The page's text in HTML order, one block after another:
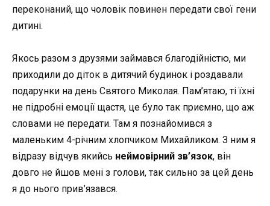
переконаний, що чоловік повинен передати свої гени
дитині.
Якось разом з друзями займався благодійністю, ми
приходили до діток в дитячий будинок і роздавали
подарунки на день Святого Миколая. Пам’ятаю, ті їхні
не підробні емоції щастя, це було так приємно, що аж
словами не передати. Там я познайомився з
маленьким 4-річним хлопчиком Михайликом. З ним я
відразу відчув якийсь неймовірний зв’язок, він
довго не йшов мені з голови, так сильно за цей день
я до нього прив’язався.